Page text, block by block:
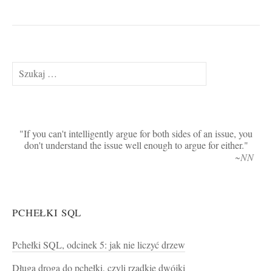
Szukaj:
If you can't intelligently argue for both sides of an issue, you
don't understand the issue well enough to argue for either.
~NN
PCHEŁKI SQL
Pchełki SQL, odcinek 5: jak nie liczyć drzew
Długa droga do pchełki, czyli rzadkie dwójki